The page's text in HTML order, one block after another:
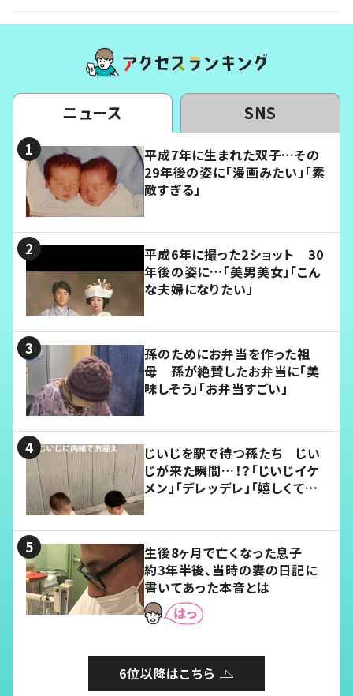
ニュース SNS
平成7年に生まれた双子…その
29年後の姿に「漫画みたい」「素
敵すぎる」
平成6年に撮った2ショット 30
年後の姿に…「美男美女」「こん
な夫婦になりたい」
孫のためにお弁当を作った祖
母 孫が絶賛したお弁当に「美
味しそう」「お弁当すごい」
じいじを駅で待つ孫たち じい
じが来た瞬間…！？「じいじイケ
メン」「デレッデレ」「嬉しくて可
生後8ヶ月で亡くなった息子
約3年半後、当時の妻の日記に
書いてあった本音とは
6位以降はこちら